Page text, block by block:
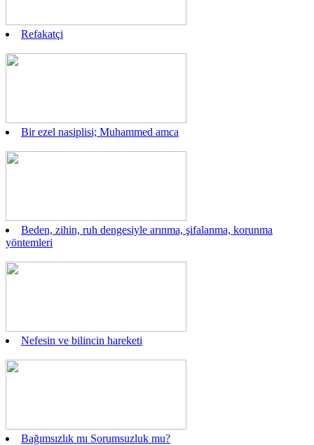
Refakatçi
Bir ezel nasiplisi; Muhammed amca
Beden, zihin, ruh dengesiyle arınma, şifalanma, korunma
yöntemleri
Nefesin ve bilincin hareketi
Bağımsızlık mı Sorumsuzluk mu?